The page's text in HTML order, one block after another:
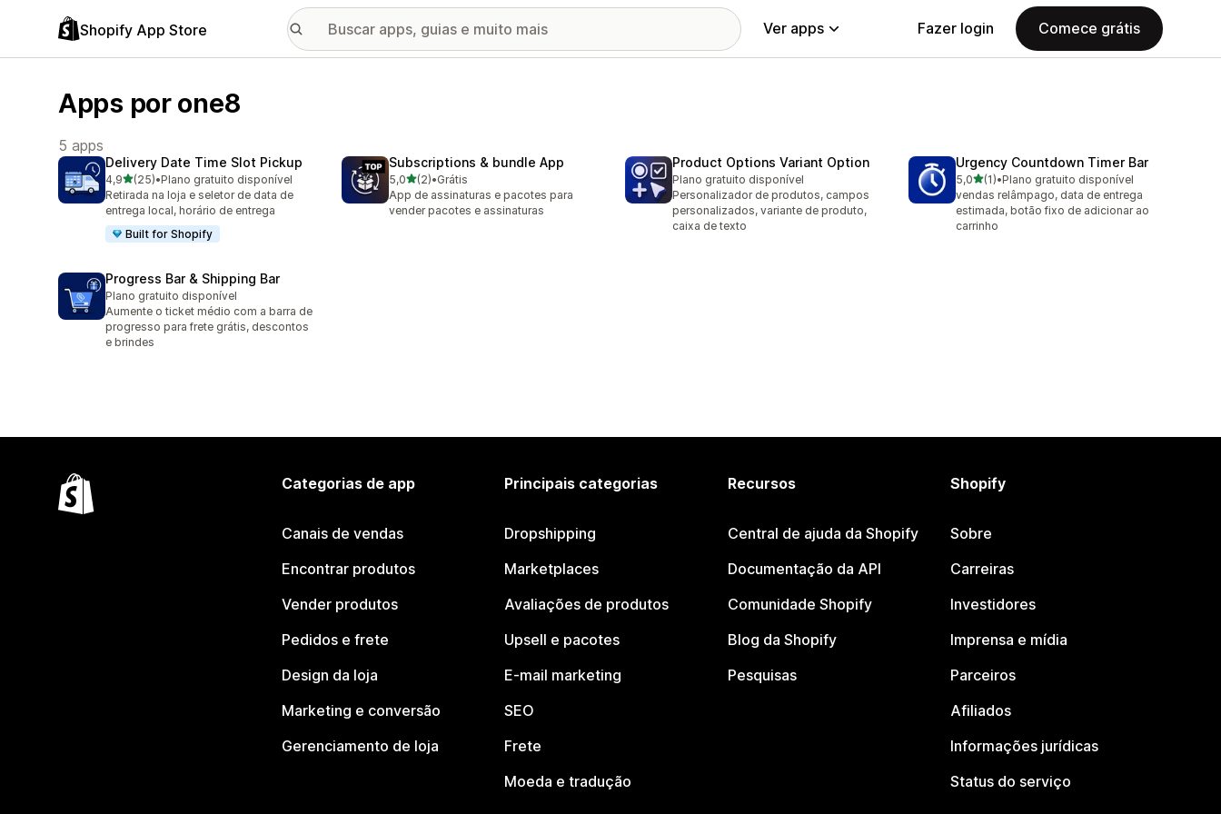
Shopify App Store Ver apps Fazer login Comece grátis
Apps por one8
5 apps
Delivery Date Time Slot Pickup
4,9de 5 estrelas
(25)
25 avaliações ao todo
•Plano gratuito disponível
Retirada na loja e seletor de data de
entrega local, horário de entrega
Built for Shopify
Subscriptions & bundle App
5,0de 5 estrelas
(2)
2 avaliações ao todo
•Grátis
App de assinaturas e pacotes para
vender pacotes e assinaturas
Product Options Variant Option
Plano gratuito disponível
Personalizador de produtos, campos
personalizados, variante de produto,
caixa de texto
Urgency Countdown Timer Bar
5,0de 5 estrelas
(1)
1 avaliações ao todo
•Plano gratuito disponível
vendas relâmpago, data de entrega
estimada, botão fixo de adicionar ao
carrinho
Progress Bar & Shipping Bar
Plano gratuito disponível
Aumente o ticket médio com a barra de
progresso para frete grátis, descontos
e brindes
Categorias de app
Canais de vendas
Encontrar produtos
Vender produtos
Pedidos e frete
Design da loja
Marketing e conversão
Gerenciamento de loja
Principais categorias
Dropshipping
Marketplaces
Avaliações de produtos
Upsell e pacotes
E-mail marketing
SEO
Frete
Moeda e tradução
Recursos
Central de ajuda da Shopify
Documentação da API
Comunidade Shopify
Blog da Shopify
Pesquisas
Shopify
Sobre
Carreiras
Investidores
Imprensa e mídia
Parceiros
Afiliados
Informações jurídicas
Status do serviço